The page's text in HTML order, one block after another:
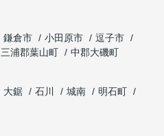
鎌倉市 小田原市
逗子市
三浦郡葉山町
中郡大磯町
大鋸 石川 城南
明石町